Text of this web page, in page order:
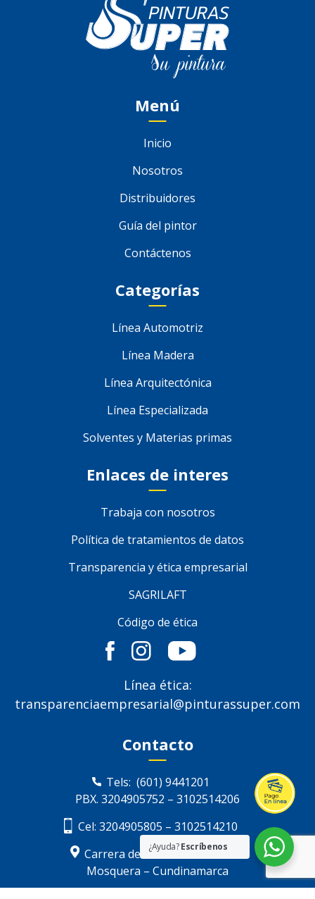
Menú
Inicio
Nosotros
Distribuidores
Guía del pintor
Contáctenos
Categorías
Línea Automotriz
Línea Madera
Línea Arquitectónica
Línea Especializada
Solventes y Materias primas
Enlaces de interes
Trabaja con nosotros
Política de tratamientos de datos
Transparencia y ética empresarial
SAGRILAFT
Código de ética
Línea ética:
transparenciaempresarial@pinturassuper.com
Contacto
Tels: (601) 9441201
PBX. 3204905752 – 3102514206
Cel: 3204905805 – 3102514210
Carrera de Occidente km. 13
Mosquera – Cundinamarca
¿Ayuda?Escríbenos